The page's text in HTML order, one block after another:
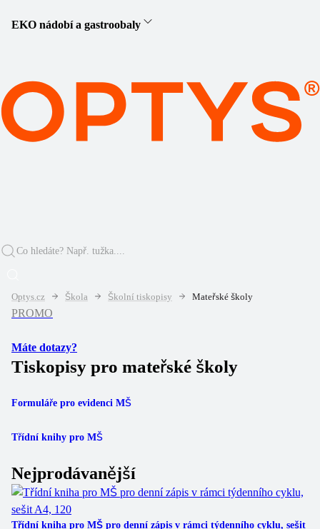
EKO nádobí a gastroobaly
Optys.cz Škola Školní tiskopisy Mateřské školy
PROMO
Máte dotazy?
Tiskopisy pro mateřské školy
Formuláře pro evidenci MŠ
Třídní knihy pro MŠ
Nejprodávanější
Třídní kniha pro MŠ pro denní zápis v rámci týdenního cyklu, sešit